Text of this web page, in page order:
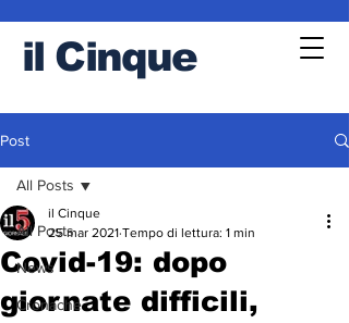
il Cinque
Post
All Posts
News
Cronache
All Posts
Covid-19: dopo
giornate difficili,
il Cinque
25 mar 2021 Tempo di lettura: 1 min